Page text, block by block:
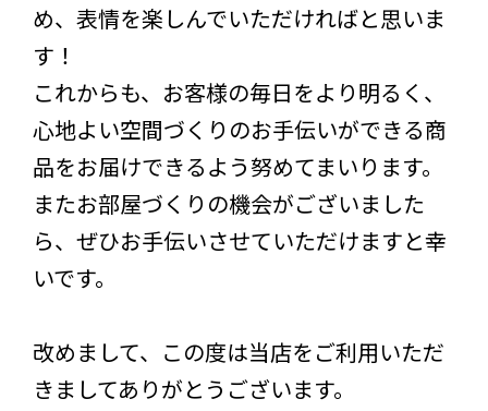
め、表情を楽しんでいただければと思いま
す！
これからも、お客様の毎日をより明るく、
心地よい空間づくりのお手伝いができる商
品をお届けできるよう努めてまいります。
またお部屋づくりの機会がございました
ら、ぜひお手伝いさせていただけますと幸
いです。
改めまして、この度は当店をご利用いただ
きましてありがとうございます。